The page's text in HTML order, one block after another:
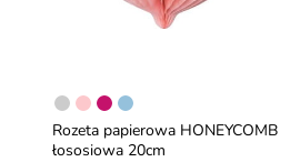
Rozeta papierowa HONEYCOMB
łososiowa 20cm